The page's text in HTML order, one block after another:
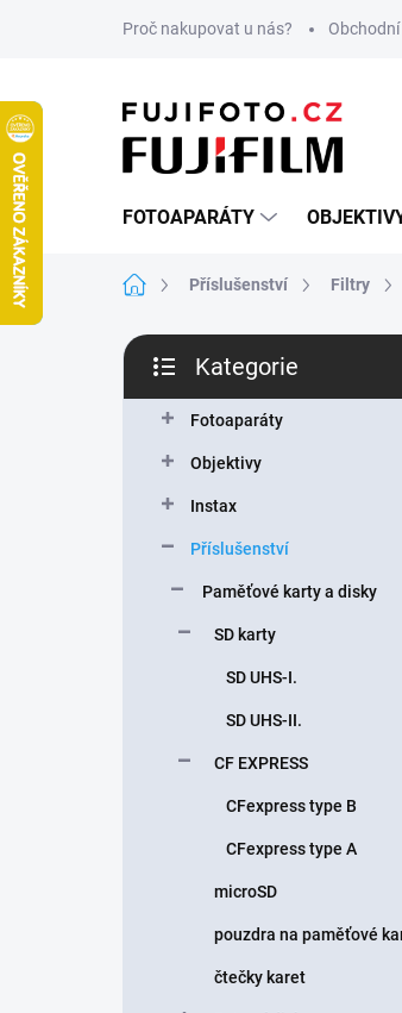
Proč nakupovat u nás?
FOTOAPARÁTY
Domů Příslušenství Filtry
P
s
kategorie
Kategorie
Fotoaparáty
Objektivy
Instax
Příslušenství
Paměťové karty a disky
SD karty
SD UHS-I.
SD UHS-II.
CF EXPRESS
CFexpress type B
CFexpress type A
microSD
pouzdra na paměťové
čtečky karet